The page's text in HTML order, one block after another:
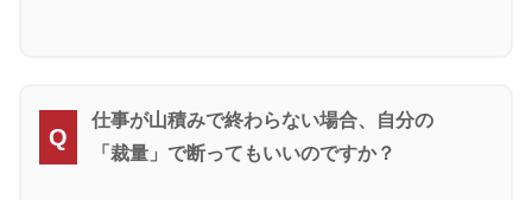
Q
仕事が山積みで終わらない場合、自分の
「裁量」で断ってもいいのですか？